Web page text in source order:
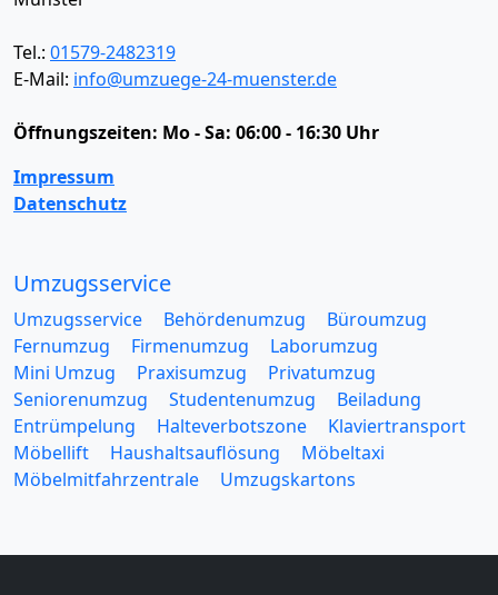
Tel.: 01579-2482319
E-Mail: info@umzuege-24-muenster.de
Öffnungszeiten: Mo - Sa: 06:00 - 16:30 Uhr
Impressum
Datenschutz
Umzugsservice
Umzugsservice Behördenumzug
Büroumzug
Fernumzug
Firmenumzug
Laborumzug
Mini Umzug
Praxisumzug
Privatumzug
Seniorenumzug
Studentenumzug
Beiladung
Entrümpelung
Halteverbotszone
Klaviertransport
Möbellift
Haushaltsauflösung
Möbeltaxi
Möbelmitfahrzentrale
Umzugskartons